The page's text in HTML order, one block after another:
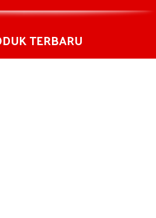
TERBARU